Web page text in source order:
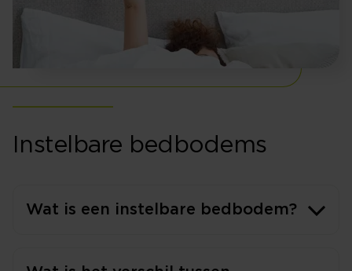
Instelbare bedbodems
Wat is een instelbare bedbodem?